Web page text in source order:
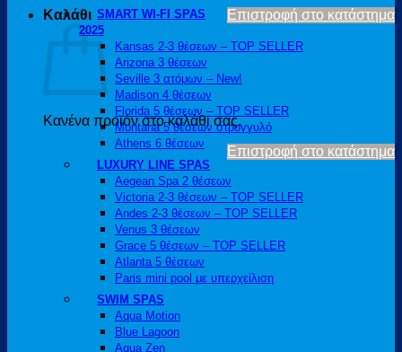
Επιστροφή στο κατάστημα
Καλάθι
Κανένα προϊόν στο καλάθι σας.
Επιστροφή στο κατάστημα
SMART WI-FI SPAS
2025
Kansas 2-3 θέσεων – TOP SELLER
Arizona 3 θέσεων
Seville 3 ατόμων – New!
Madison 4 θέσεων
Florida 5 θέσεων – TOP SELLER
Montana 5 θέσεων στρογγυλό
Athens 6 θέσεων
LUXURY LINE SPAS
Aegean Spa 2 θέσεων
Victoria 2-3 θέσεων – TOP SELLER
Andes 2-3 θέσεων – TOP SELLER
Venus 3 θέσεων
Grace 5 θέσεων – TOP SELLER
Atlanta 5 θέσεων
Paris mini pool με υπερχείλιση
SWIM SPAS
Aqua Motion
Blue Lagoon
Aqua Zen